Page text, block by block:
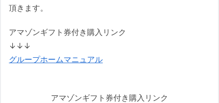
頂きます。
アマゾンギフト券付き購入リンク
↓↓↓
グループホームマニュアル
アマゾンギフト券付き購入リンク